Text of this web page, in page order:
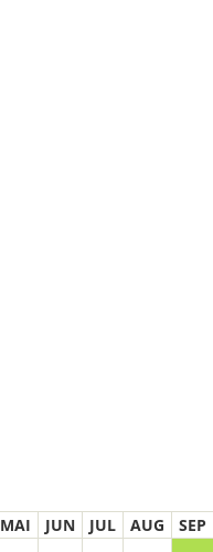
MAI JUN JUL AUG SEP